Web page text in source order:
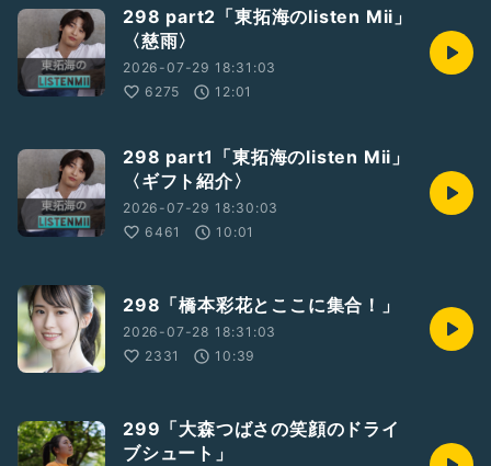
298 part2「東拓海のlisten Mii」
〈慈雨〉
2026-07-29 18:31:03
6275
12:01
298 part1「東拓海のlisten Mii」
〈ギフト紹介〉
2026-07-29 18:30:03
6461
10:01
298「橋本彩花とここに集合！」
2026-07-28 18:31:03
2331
10:39
299「大森つばさの笑顔のドライ
ブシュート」